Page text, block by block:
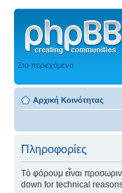
Στο περιεχόμενο
Αρχική Κοινότητας
Πληροφορίες
Τὸ φόρουμ εἶναι
down for technical